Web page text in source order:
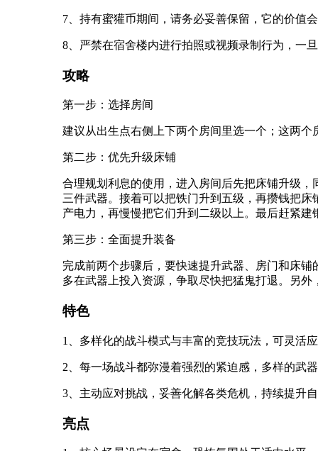
7、持有蜜獾币期间，请务必妥善保留，它的价值
8、严禁在宿舍楼内进行拍照或视频录制行为，一
攻略
第一步：选择房间
建议从出生点右侧上下两个房间里选一个；这两
第二步：优先升级床铺
合理规划利息的使用，进入房间后先把床铺升级
三件武器。接着可以把铁门升到五级，再攒钱把
产电力，再慢慢把它们升到二级以上。最后赶紧
第三步：全面提升装备
完成前两个步骤后，要快速提升武器、房门和床
多在武器上投入资源，争取尽快把猛鬼打退。另
特色
1、多样化的战斗模式与丰富的竞技玩法，可灵活
2、每一场战斗都弥漫着强烈的紧迫感，多样的武
3、主动应对挑战，妥善化解各类危机，持续提升
亮点